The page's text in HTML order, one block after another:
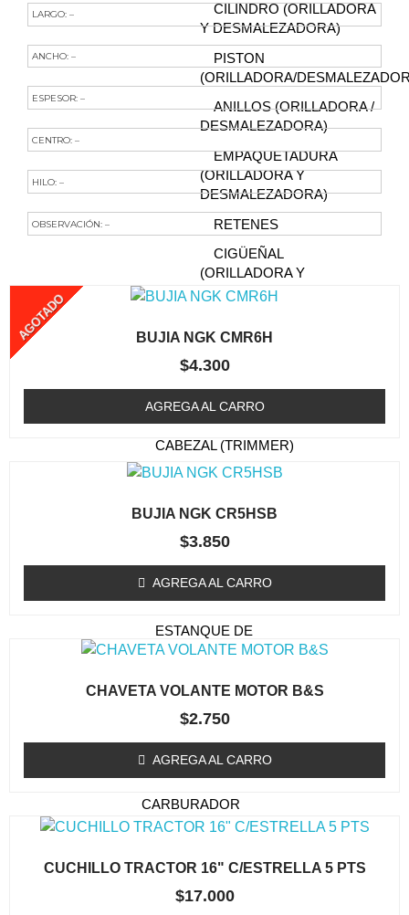
CILINDRO (ORILLADORA
Y DESMALEZADORA)
PISTON
(ORILLADORA/
ANILLOS (ORILLADORA /
DESMALEZADORA)
EMPAQUETADURA
(ORILLADORA Y
DESMALEZADORA)
RETENES
CIGÜEÑAL
(ORILLADORA Y
DESMALEZADORA)
(ORILLADORA /
DESMALEZADORA)
BUJIA (ORILLADORA /
DESMALEZADORA)
CABEZAL (TRIMMER)
CAJA DE ENGRANAJE
FILTRO DE COMBUSTIBLE
DESMALEZADORA)
TAPA DE ARRANQUE
(ORILLADORA/DESMALEZADORA)
ESTANQUE DE
COMBUSTIBLE
EMBRAGUE / TAMBOR
(ORILLADORA/DESMALEZADORA)
CARBURADOR
BOBINAS (ORILLADORA /
ACCESORIOS
(ORILLADORA/DESMALEZADORA)
LARGO: –
ANCHO: –
ESPESOR: –
CENTRO: –
HILO: –
OBSERVACIÓN: –
Te Podría Interesar
BUJIA NGK CMR6H
AGOTADO
$4.300
AGREGA AL CARRO
BUJIA NGK CR5HSB
$3.850
AGREGA AL CARRO
CHAVETA VOLANTE MOTOR B&S
$2.750
AGREGA AL CARRO
CUCHILLO TRACTOR 16" C/ESTRELLA 5 PTS
$17.000